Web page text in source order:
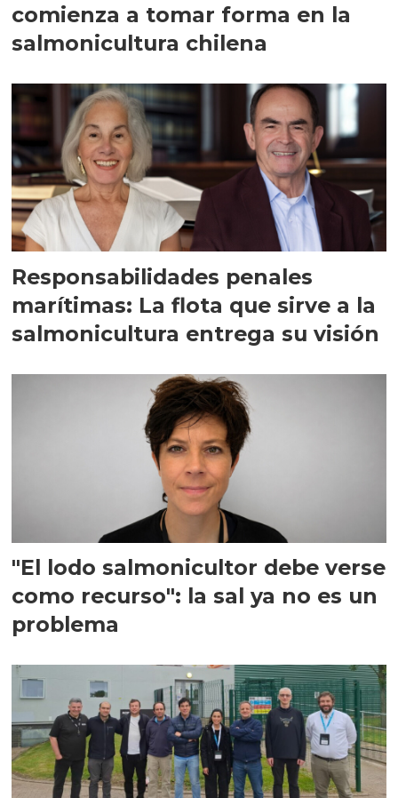
comienza a tomar forma en la
salmonicultura chilena
Responsabilidades penales
marítimas: La flota que sirve a la
salmonicultura entrega su visión
"El lodo salmonicultor debe verse
como recurso": la sal ya no es un
problema